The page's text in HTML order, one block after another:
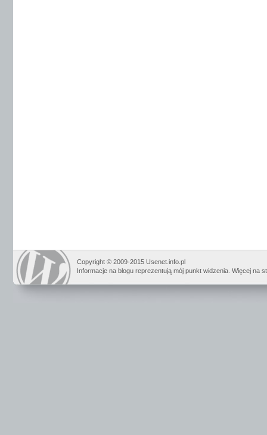
Copyright © 2009-2015 Usenet.info.pl
Informacje na blogu reprezentują mój punkt widzenia. Więcej na